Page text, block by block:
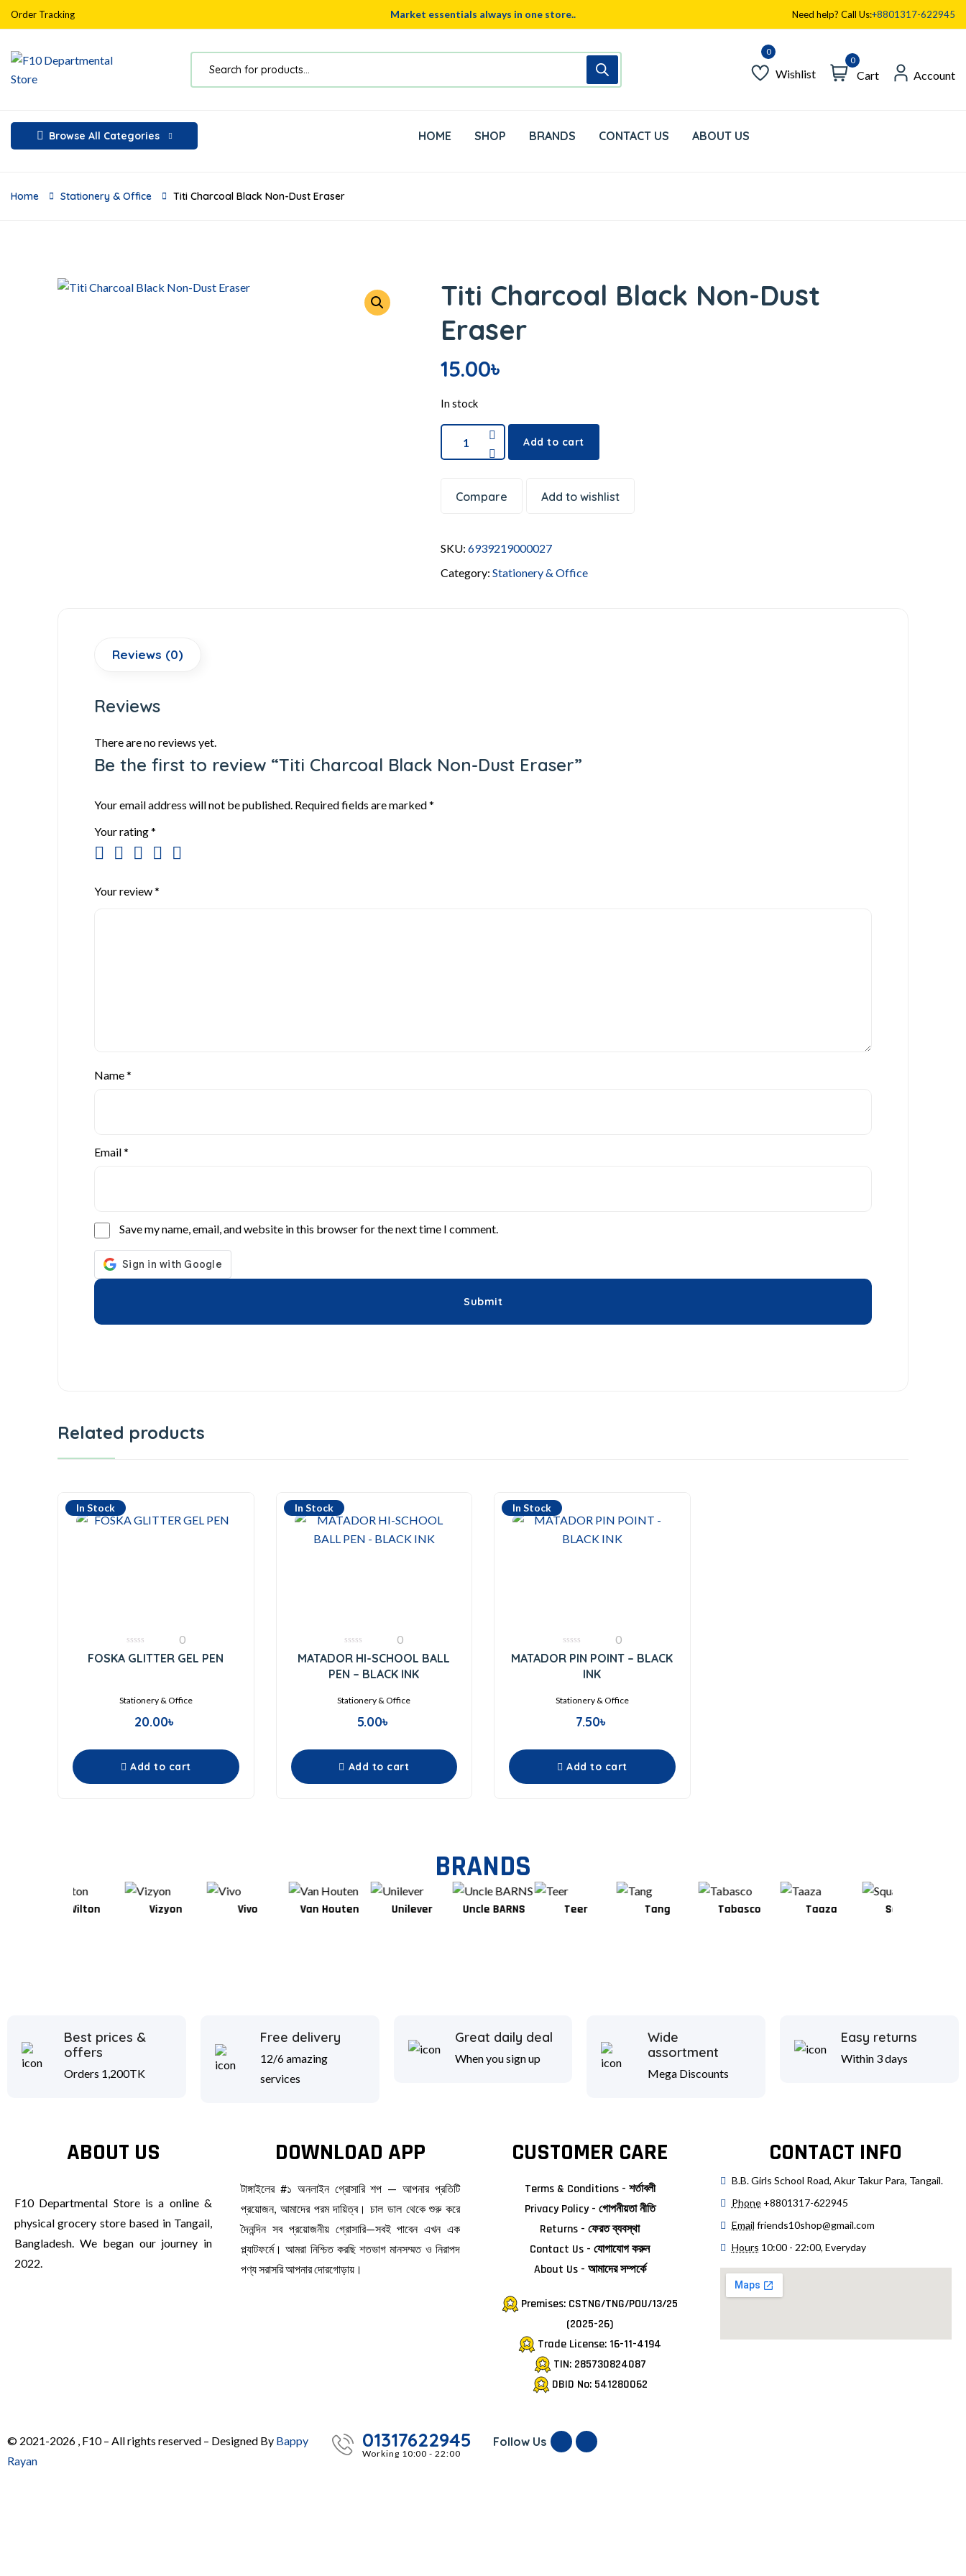
Order Tracking Market essentials always in one store.. Need help? Call Us:+8801317-622945
Wishlist
0
Cart Account
Browse All Categories HOME SHOP BRANDS CONTACT US ABOUT US
Home Stationery & Office Titi Charcoal Black Non-Dust Eraser
Titi Charcoal Black Non-Dust
Eraser
15.00৳
In stock
Add to cart
Compare Add to wishlist
SKU:6939219000027
Category:Stationery & Office
Reviews (0)
Reviews
There are no reviews yet.
Be the first to review “Titi Charcoal Black Non-Dust Eraser”
Your email address will not be published. Required fields are marked*
Your rating*
Your review*
Name*
Email*
Save my name, email, and website in this browser for the next time I comment.
Related products
In Stock
0
out
0
FOSKA GLITTER GEL PEN
Stationery & Office
20.00৳
Add to cart
In Stock
0
out
of
5
0
MATADOR HI-SCHOOL BALL
PEN – BLACK INK
Stationery & Office
5.00৳
Add to cart
In Stock
0
out
0
MATADOR PIN POINT – BLACK
INK
Stationery & Office
7.50৳
Add to cart
BRANDS
Vizyon Van Houten Unilever Uncle BARNS Teer Tabasco Taaza Square
Best prices &
offers
Orders 1,200TK
Free delivery
12/6 amazing
services
Great daily deal
When you sign up
Wide
assortment
Mega Discounts
Easy returns
Within 3 days
ABOUT US
F10 Departmental Store is a online &
physical grocery store based in Tangail,
Bangladesh. We began our journey in
2022.
DOWNLOAD APP
টাঙ্গাইলের #১ অনলাইন গ্রোসারি শপ — আপনার প্রতিটি
প্রয়োজন, আমাদের পরম দায়িত্ব। চাল ডাল থেকে শুরু করে
দৈনন্দিন সব প্রয়োজনীয় গ্রোসারি—সবই পাবেন এখন এক
প্ল্যাটফর্মে। আমরা নিশ্চিত করছি শতভাগ মানসম্মত ও নিরাপদ
পণ্য সরাসরি আপনার দোরগোড়ায়।
CUSTOMER CARE
Terms & Conditions - শর্তাবলী
Privacy Policy - গোপনীয়তা নীতি
Returns - ফেরত ব্যবস্থা
Contact Us - যোগাযোগ করুন
About Us - আমাদের সম্পর্কে
Premises: CSTNG/TNG/POU/13/25
(2025-26)
Trade License: 16-11-4194
TIN: 285730824087
DBID No: 541280062
CONTACT INFO
B.B. Girls School Road, Akur Takur Para, Tangail.
Phone +8801317-622945
Email friends10shop@gmail.com
Hours 10:00 - 22:00, Everyday
© 2021-2026 , F10 – All rights reserved – Designed By Bappy
Rayan
01317622945
Working 10:00 - 22:00
Follow Us